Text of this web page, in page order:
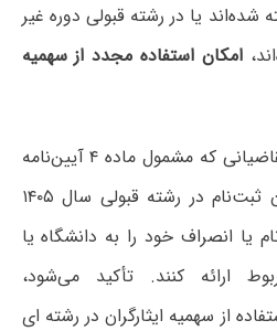
شده‌اند یا در رشته قبولی دوره غیر
امکان استفاده مجدد از سهمیه
🔴 لازم به توضیح است متقاضیانی که مشمول ماده ۴ آیین‌نامه
اجرایی فوق هستند در زمان ثبت‌نام در رشته قبولی سال ۱۴۰۵
یا انصراف خود را به دانشگاه یا
ارائه کنند. تأکید می‌شود،
از سهمیه ایثارگران در رشته ای